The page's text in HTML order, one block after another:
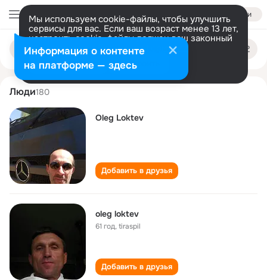
Войти
Мы используем cookie-файлы, чтобы улучшить
сервисы для вас. Если ваш возраст менее 13 лет,
настроить cookie-файлы должен ваш законный
представитель. Больше информации
Разрешить все Настроить
Поиск
людям
oleg loktev
Люди180
Oleg Loktev
Добавить в друзья
oleg loktev
61 год,tiraspil
Добавить в друзья
Информация о контенте
на платформе — здесь